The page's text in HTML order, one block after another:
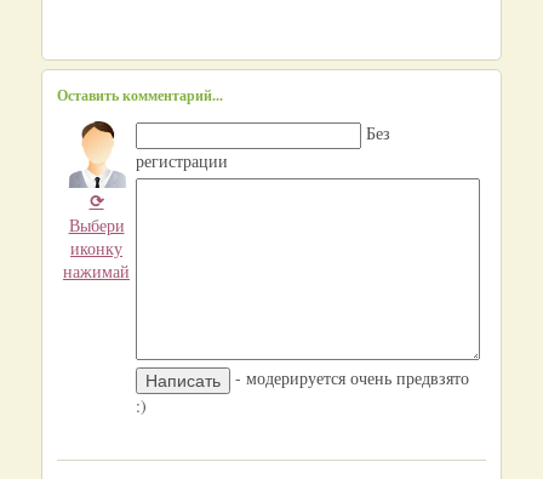
Оставить комментарий...
⟳
Выбери
иконку
нажимай
Без
регистрации
- модерируется очень предвзято
:)